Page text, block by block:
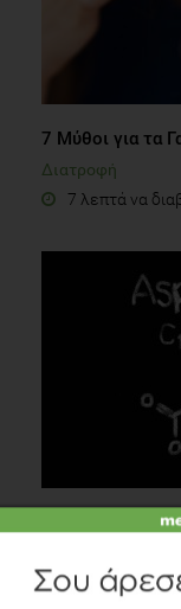
7 Μύθοι για τα
Διατροφή
7 λεπτά να
Η ασπαρτάμη.
3 λεπτά να